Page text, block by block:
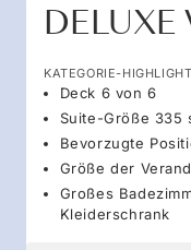
DELUXE
KATEGORIE-
Deck 6 von 6
Suite-Größe 335
Bevorzugte
Größe der
Großes
Kleiderschrank